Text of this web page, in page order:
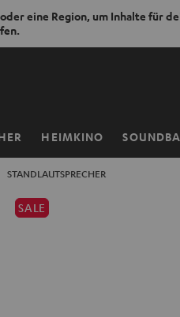
eine Region, um Inhalte für
HEIMKINO
STANDLAUTSPRECHER
SALE